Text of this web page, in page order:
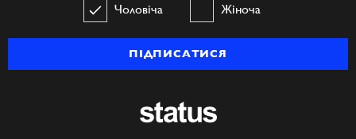
Чоловіча Жіноча
ПІДПИСАТИСЯ